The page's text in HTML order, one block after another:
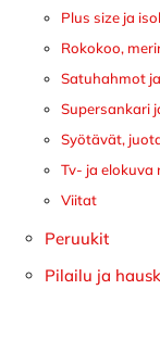
Plus size ja
Rokokoo,
Satuhahmot
Supersankari
Syötävät,
Tv- ja
Viitat
Peruukit
Pilailu ja